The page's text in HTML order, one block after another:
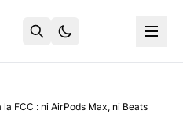
FCC : ni AirPods Max, ni Beats